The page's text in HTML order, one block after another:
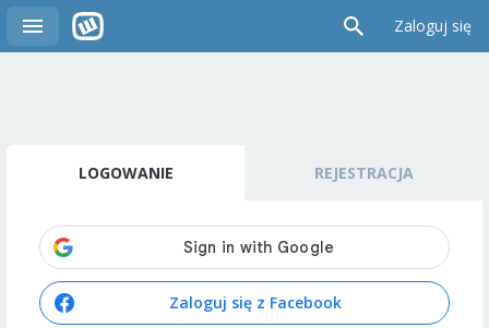
Zaloguj się
LOGOWANIE REJESTRACJA
Zaloguj się z Facebook